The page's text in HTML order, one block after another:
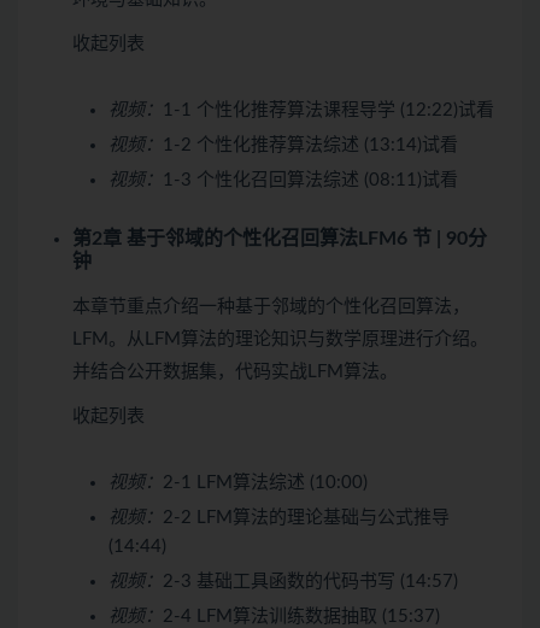
收起列表
视频： 1-1 个性化推荐算法课程导学 (12:22)试看
视频：
1-2 个性化推荐算法综述 (13:14)试看
视频：
1-3 个性化召回算法综述 (08:11)试看
第2章 基于邻域的个性化召回算法LFM 6 节 | 90分
钟
本章节重点介绍一种基于邻域的个性化召回算法，
LFM。从LFM算法的理论知识与数学原理进行介绍。
并结合公开数据集，代码实战LFM算法。
收起列表
视频： 2-1 LFM算法综述 (10:00)
视频： 2-2 LFM算法的理论基础与公式推导
(14:44)
视频： 2-3 基础工具函数的代码书写 (14:57)
视频： 2-4 LFM算法训练数据抽取 (15:37)